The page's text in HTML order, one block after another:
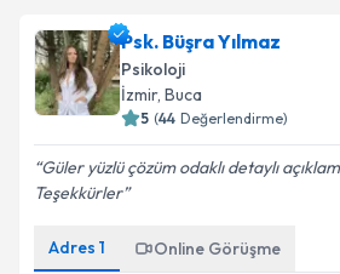
Psk. Büşra Yılmaz
Psikoloji
İzmir, Buca
5 (44 Değerlendirme)
Güler yüzlü çözüm odaklı detaylı
Teşekkürler
Adres 1 Online Görüşme